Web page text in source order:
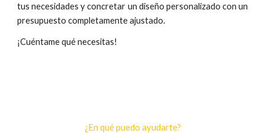
tus necesidades y concretar un diseño personalizado con un
presupuesto completamente ajustado.
¡Cuéntame qué necesitas!
¿En qué puedo ayudarte?